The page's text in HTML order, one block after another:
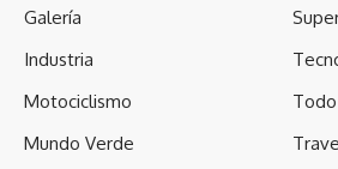
Galería
Industria
Motociclismo
Mundo Verde